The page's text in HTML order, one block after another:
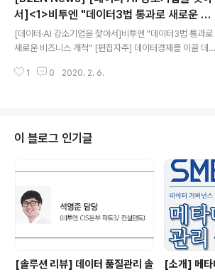
보는 한편, 데이터 3법 개정안에 대한 지속적인 관심과 새
로운 데이터 관련 정책 개발 등 올해의 비전과 목표 등을 점
검했다. 조광원 한국데이터산업협회 회장은 개최사를 통해
“협회가 출범하고 벌써 1년이 지나 정기총회를 마련하게
됐다. 특히 지난해에는 회원사들과 함께 데이터 3법 개정
서]<1>비투엔 "데이터3법 통과로 새로운 비
즈니스 개척"
[데이터·AI 강소기업을 찾아서]비투엔 "데이터3법 통과로
새로운 비즈니스 개척" [편집자주] 데이터경제를 이끌 데
국회 문턱을 넘은 지 한 달이 되어간다. 정부는 다음 달까지
이터 취합부터 정제, 결합 등 기술력이 중요하다. 우리나라
는 이미 데이터 관련 기술과 노하우를 보유한 전문 강소기
업이 포진했다. 양질 데이터 확보는 인공지능(AI) 산업 발
전으로 이어진다. 전자신문은 기술력을 보유한 데이터·AI
강소기업을 조망하며 기업이 이끌 데이터경제를 미래를 그
려본다. 비투엔(대표 조광원)..
1 0 2020. 2. 6.
이 블로그 인기글
[솔루션 리뷰] 데이터 품질관리 솔
[소개] 메타데이터 관리 솔루션 S